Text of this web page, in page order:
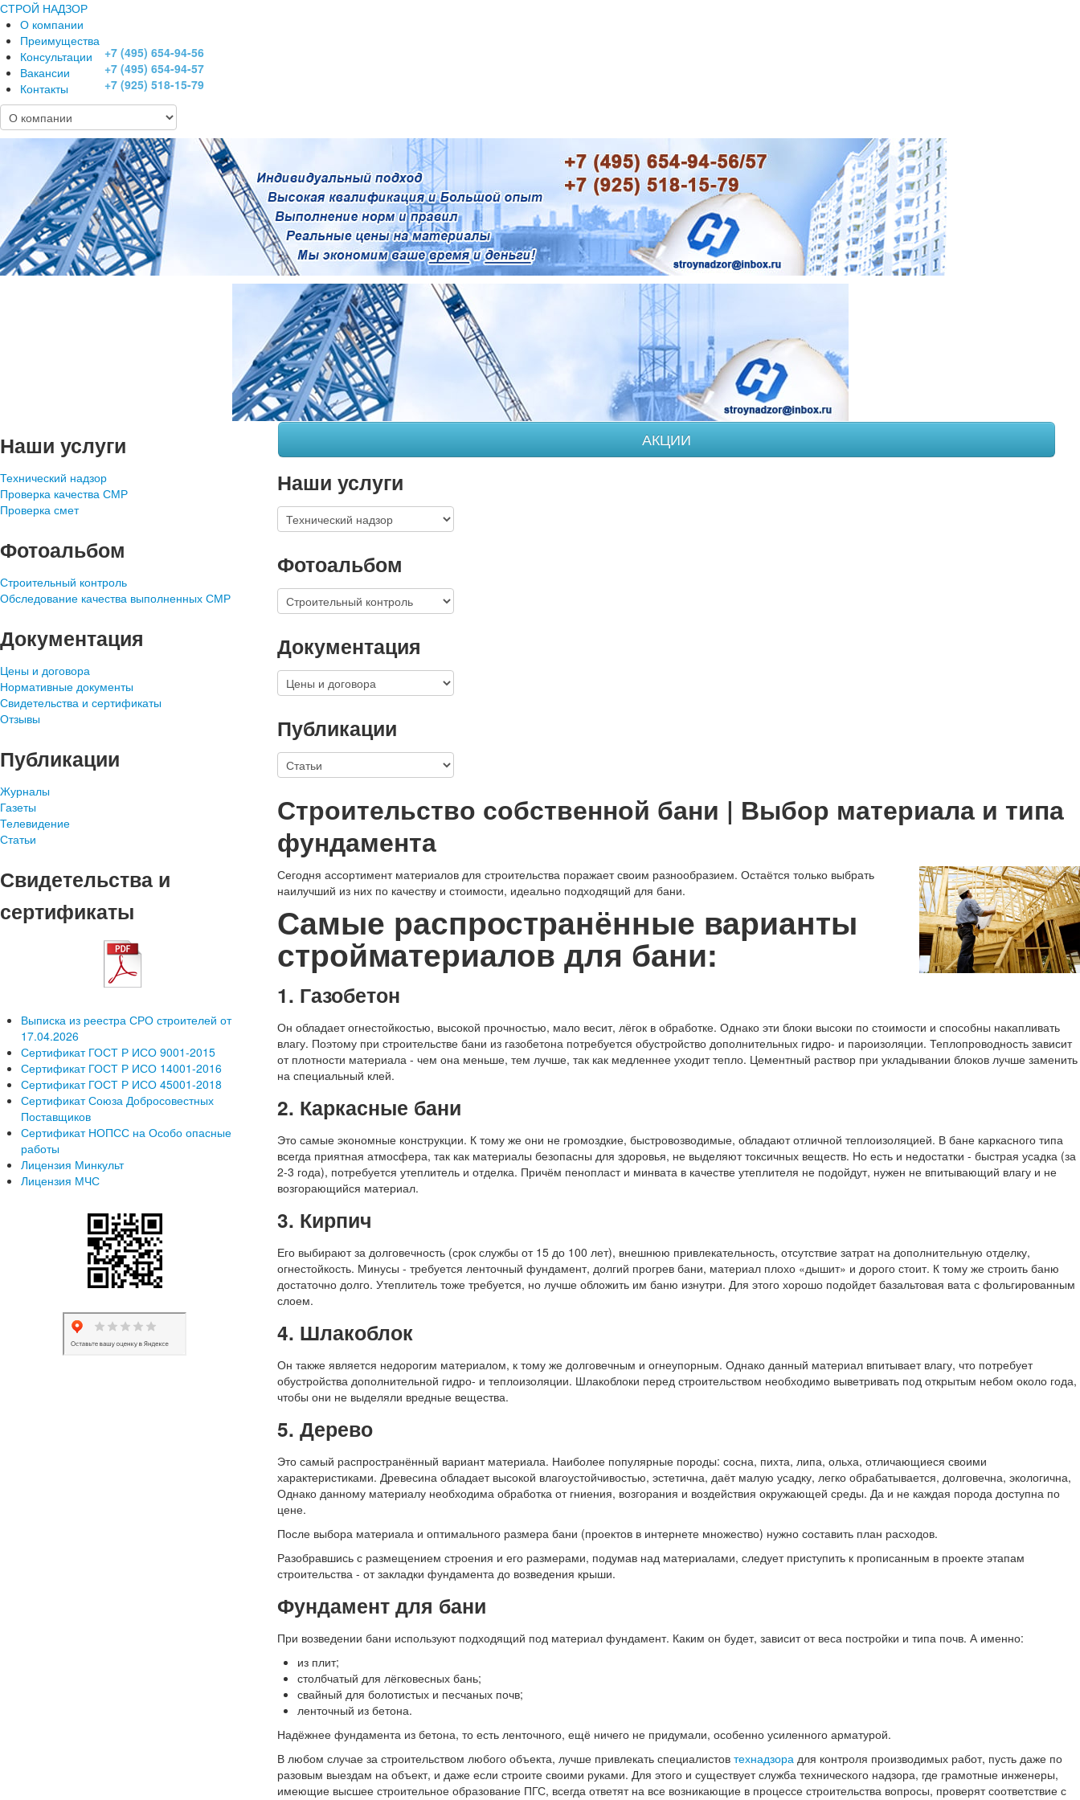
СТРОЙ НАДЗОР
О компании
Преимущества
Консультации
Вакансии
Контакты
+7 (495) 654-94-56
+7 (495) 654-94-57
+7 (925) 518-15-79
Наши услуги
Технический надзор
Проверка качества СМР
Проверка смет
Фотоальбом
Строительный контроль
Обследование качества выполненных СМР
Документация
Цены и договора
Нормативные документы
Свидетельства и сертификаты
Отзывы
Публикации
Журналы
Газеты
Телевидение
Статьи
Свидетельства и
сертификаты
Выписка из реестра СРО строителей от
17.04.2026
Сертификат ГОСТ Р ИСО 9001-2015
Сертификат ГОСТ Р ИСО 14001-2016
Сертификат ГОСТ Р ИСО 45001-2018
Сертификат Союза Добросовестных
Поставщиков
Сертификат НОПСС на Особо опасные
работы
Лицензия Минкульт
Лицензия МЧС
АКЦИИ
Наши услуги
Фотоальбом
Документация
Публикации
Строительство собственной бани | Выбор материала и типа
фундамента
Сегодня ассортимент материалов для строительства поражает своим разнообразием. Остаётся только выбрать
наилучший из них по качеству и стоимости, идеально подходящий для бани.
Самые распространённые варианты
стройматериалов для бани:
1. Газобетон
Он обладает огнестойкостью, высокой прочностью, мало весит, лёгок в обработке. Однако эти блоки высоки по стоимости и способны накапливать
влагу. Поэтому при строительстве бани из газобетона потребуется обустройство дополнительных гидро- и пароизоляции. Теплопроводность зависит
от плотности материала - чем она меньше, тем лучше, так как медленнее уходит тепло. Цементный раствор при укладывании блоков лучше заменить
на специальный клей.
2. Каркасные бани
Это самые экономные конструкции. К тому же они не громоздкие, быстровозводимые, обладают отличной теплоизоляцией. В бане каркасного типа
всегда приятная атмосфера, так как материалы безопасны для здоровья, не выделяют токсичных веществ. Но есть и недостатки - быстрая усадка (за
2-3 года), потребуется утеплитель и отделка. Причём пенопласт и минвата в качестве утеплителя не подойдут, нужен не впитывающий влагу и не
возгорающийся материал.
3. Кирпич
Его выбирают за долговечность (срок службы от 15 до 100 лет), внешнюю привлекательность, отсутствие затрат на дополнительную отделку,
огнестойкость. Минусы - требуется ленточный фундамент, долгий прогрев бани, материал плохо «дышит» и дорого стоит. К тому же строить баню
достаточно долго. Утеплитель тоже требуется, но лучше обложить им баню изнутри. Для этого хорошо подойдет базальтовая вата с фольгированным
слоем.
4. Шлакоблок
Он также является недорогим материалом, к тому же долговечным и огнеупорным. Однако данный материал впитывает влагу, что потребует
обустройства дополнительной гидро- и теплоизоляции. Шлакоблоки перед строительством необходимо выветривать под открытым небом около года,
чтобы они не выделяли вредные вещества.
5. Дерево
Это самый распространённый вариант материала. Наиболее популярные породы: сосна, пихта, липа, ольха, отличающиеся своими
характеристиками. Древесина обладает высокой влагоустойчивостью, эстетична, даёт малую усадку, легко обрабатывается, долговечна, экологична,
Однако данному материалу необходима обработка от гниения, возгорания и воздействия окружающей среды. Да и не каждая порода доступна по
цене.
После выбора материала и оптимального размера бани (проектов в интернете множество) нужно составить план расходов.
Разобравшись с размещением строения и его размерами, подумав над материалами, следует приступить к прописанным в проекте этапам
строительства - от закладки фундамента до возведения крыши.
Фундамент для бани
При возведении бани используют подходящий под материал фундамент. Каким он будет, зависит от веса постройки и типа почв. А именно:
из плит;
столбчатый для лёгковесных бань;
свайный для болотистых и песчаных почв;
ленточный из бетона.
Надёжнее фундамента из бетона, то есть ленточного, ещё ничего не придумали, особенно усиленного арматурой.
В любом случае за строительством любого объекта, лучше привлекать специалистов технадзорадля контроля производимых работ, пусть даже по
разовым выездам на объект, и даже если строите своими руками. Для этого и существует служба технического надзора, где грамотные инженеры,
имеющие высшее строительное образование ПГС, всегда ответят на все возникающие в процессе строительства вопросы, проверят соответствие с